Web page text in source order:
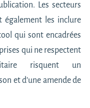
Les secteurs
également les inclure
qui sont encadrées
qui ne respectent
risquent un
et d’une amende de